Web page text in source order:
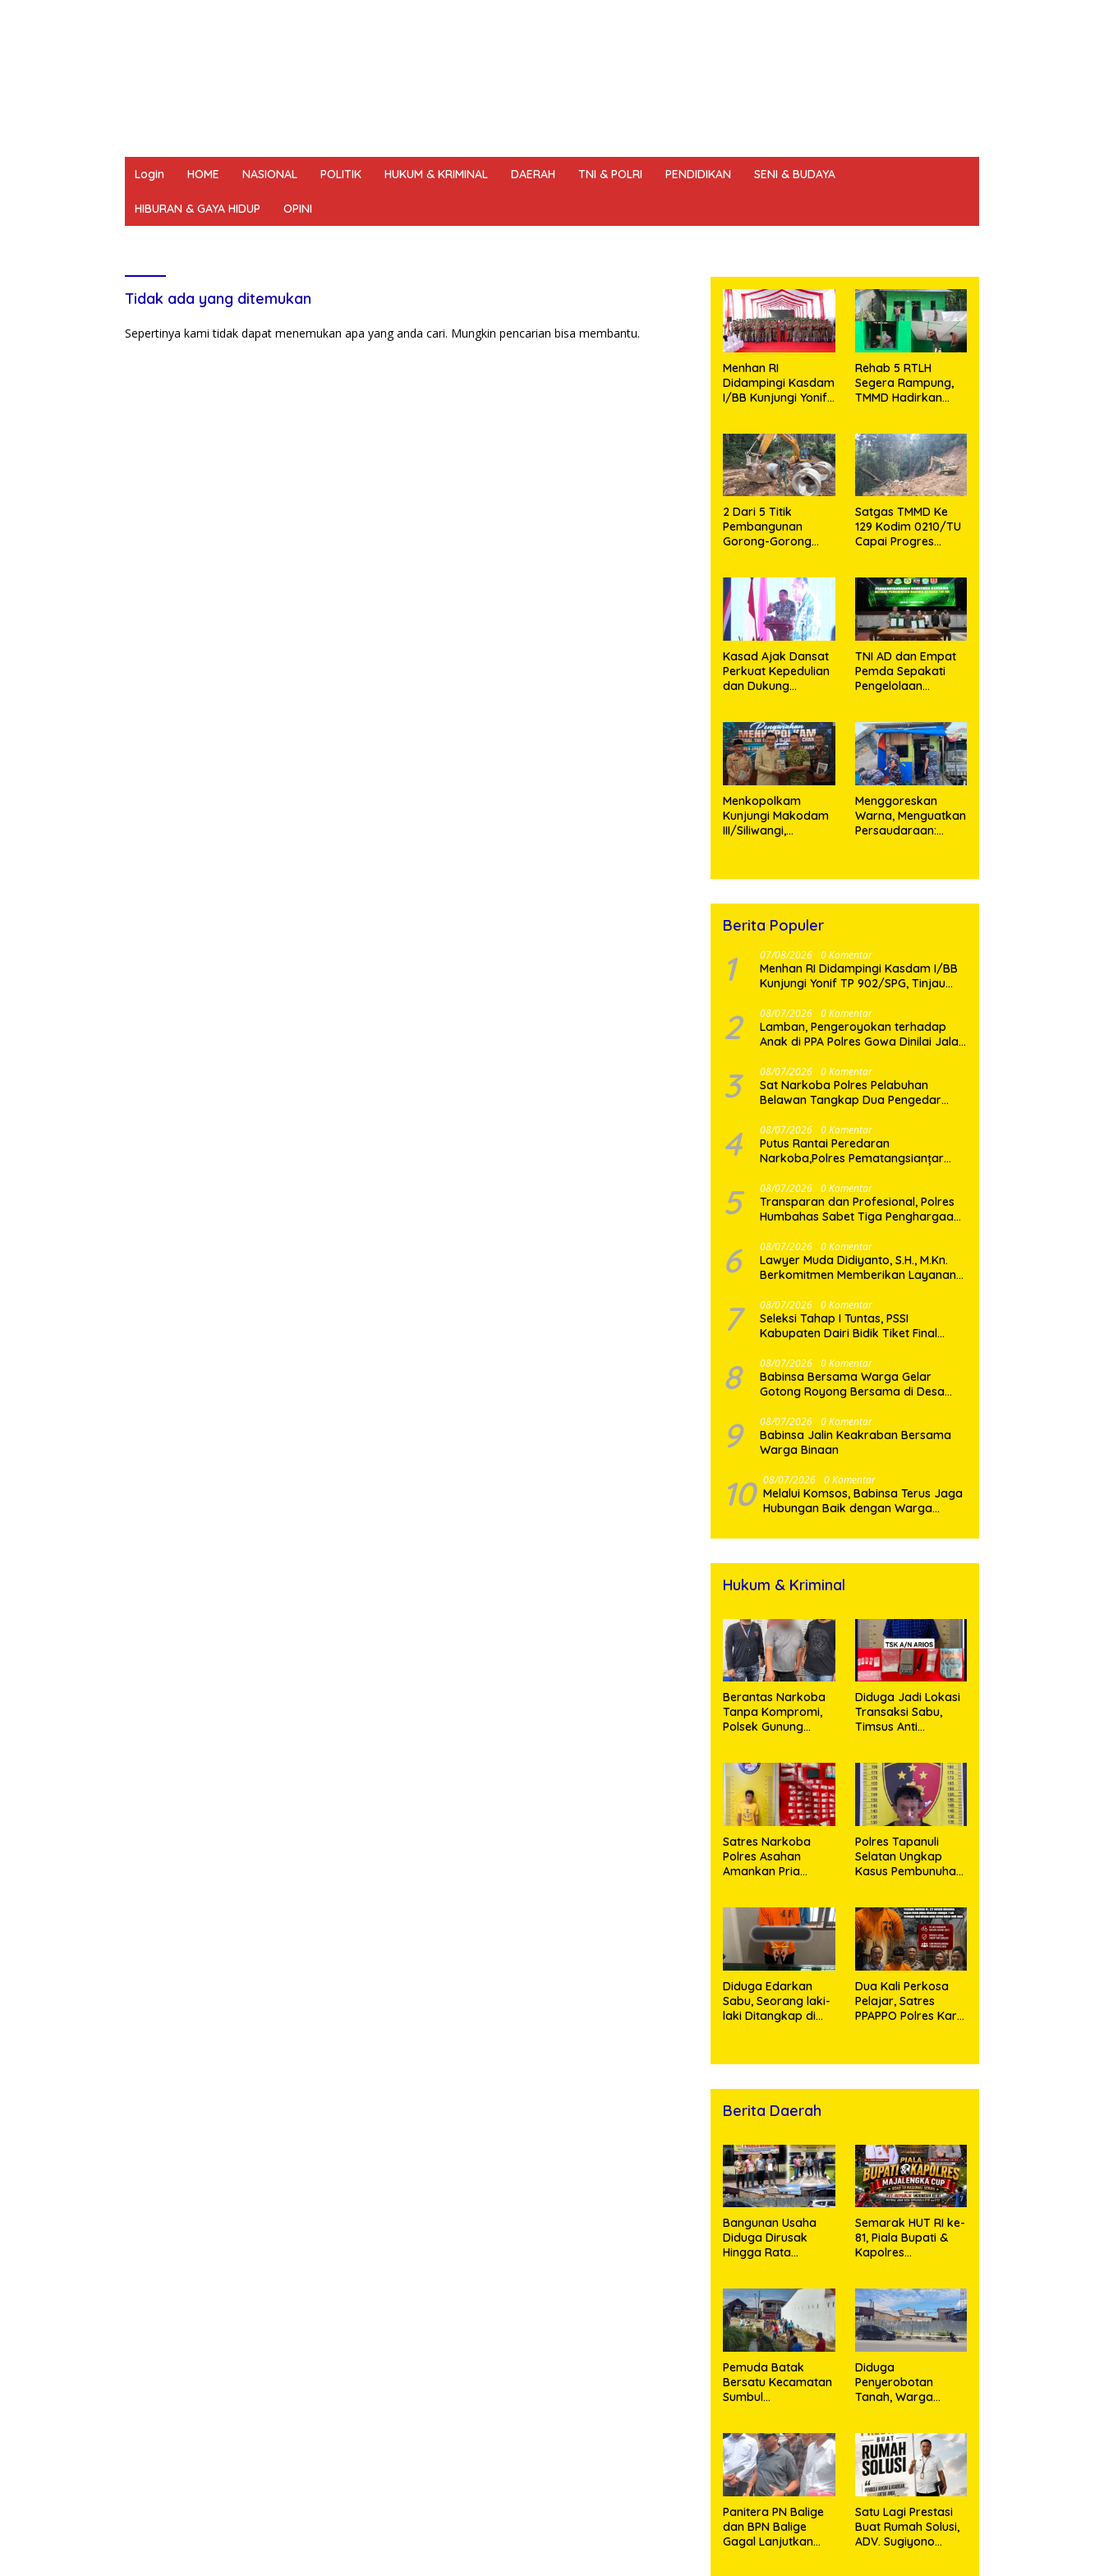
Login HOME NASIONAL POLITIK HUKUM & KRIMINAL DAERAH TNI & POLRI PENDIDIKAN SENI & BUDAYA
HIBURAN & GAYA HIDUP OPINI
Tidak ada yang ditemukan
Sepertinya kami tidak dapat menemukan apa yang anda cari. Mungkin pencarian bisa membantu.
Menhan RI
Didampingi Kasdam
I/BB Kunjungi Yonif
Motivasi Prajurit
Rehab 5 RTLH
Segera Rampung,
TMMD Hadirkan
Sijarango
2 Dari 5 Titik
Pembangunan
Gorong-Gorong
Capai 100 Persen
Satgas TMMD Ke
129 Kodim 0210/TU
Capai Progres
Kasad Ajak Dansat
Perkuat Kepedulian
dan Dukung
TNI AD dan Empat
Pemda Sepakati
Pengelolaan
Menkopolkam
Kunjungi Makodam
III/Siliwangi,
‎Menggoreskan
Warna, Menguatkan
Persaudaraan:
Berita Populer
1 07/08/2026 0 Komentar
Menhan RI Didampingi Kasdam I/BB
Kunjungi Yonif TP 902/SPG, Tinjau
2 08/07/2026 0 Komentar
Lamban, Pengeroyokan terhadap
Anak di PPA Polres Gowa Dinilai Jalan
3 08/07/2026 0 Komentar
Sat Narkoba Polres Pelabuhan
Belawan Tangkap Dua Pengedar
4 08/07/2026 0 Komentar
Putus Rantai Peredaran
Narkoba,Polres Pematangsianțar
5 08/07/2026 0 Komentar
Transparan dan Profesional, Polres
Humbahas Sabet Tiga Penghargaan
6 08/07/2026 0 Komentar
Lawyer Muda Didiyanto, S.H., M.Kn.
Berkomitmen Memberikan Layanan
Pada Keadilan
7 08/07/2026 0 Komentar
Seleksi Tahap I Tuntas, PSSI
Kabupaten Dairi Bidik Tiket Final
8 08/07/2026 0 Komentar
Babinsa Bersama Warga Gelar
Gotong Royong Bersama di Desa
9 08/07/2026 0 Komentar
Babinsa Jalin Keakraban Bersama
Warga Binaan
10 08/07/2026 0 Komentar
Melalui Komsos, Babinsa Terus Jaga
Hubungan Baik dengan Warga
Hukum & Kriminal
Berantas Narkoba
Tanpa Kompromi,
Polsek Gunung
Nagori Karangsari
Diduga Jadi Lokasi
Transaksi Sabu,
Timsus Anti
Seorang Pria
dengan Barang
Bukti 63,67 Gram
Sabu
Satres Narkoba
Polres Asahan
Amankan Pria
Bukti
Polres Tapanuli
Selatan Ungkap
Kasus Pembunuhan
Anak, Pelaku
Ditangkap
Diduga Edarkan
Sabu, Seorang laki-
laki Ditangkap di
Klip
Dua Kali Perkosa
Pelajar, Satres
PPAPPO Polres Karo
Berita Daerah
Bangunan Usaha
Diduga Dirusak
Hingga Rata
Kirana Ujung dan
Masro Ujung Resmi
Tempuh Jalur
Hukum
Semarak HUT RI ke-
81, Piala Bupati &
Kapolres
Semangat Generasi
Muda
Pemuda Batak
Bersatu Kecamatan
Sumbul
Pembersihan
Massal Sambut HUT
Korem 023/KS dan
HUT Ke-81
Kemerdekaan RI
Diduga
Penyerobotan
Tanah, Warga
Memperjuangkan
Hak Kepemilikan
Panitera PN Balige
dan BPN Balige
Gagal Lanjutkan
Satu Lagi Prestasi
Buat Rumah Solusi,
ADV. Sugiyono